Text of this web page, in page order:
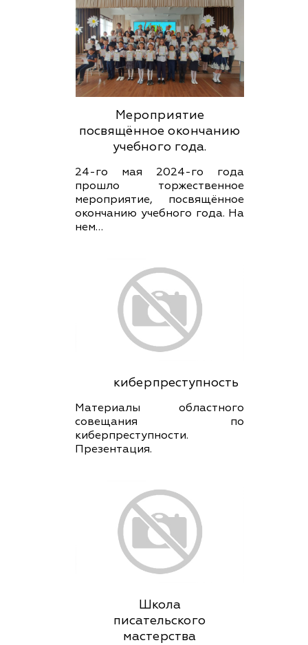
Мероприятие
посвящённое окончанию
учебного года.
24-го мая 2024-го года
прошло торжественное
мероприятие, посвящённое
окончанию учебного года. На
нем…
киберпреступность
Материалы областного
совещания по
киберпреступности.
Презентация.
Школа
писательского
мастерства